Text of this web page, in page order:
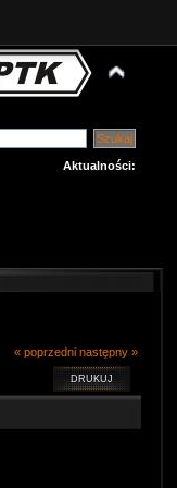
Aktualności:
« poprzedni następny »
DRUKUJ